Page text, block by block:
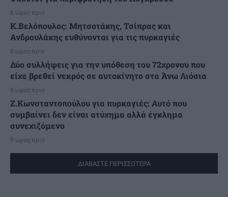
8 ώρες πριν
K.Βελόπουλος: Μητσοτάκης, Τσίπρας και
Ανδρουλάκης ευθύνονται για τις πυρκαγιές
8 ώρες πριν
Δύο συλλήψεις για την υπόθεση του 72χρονου που
είχε βρεθεί νεκρός σε αυτοκίνητο στα Άνω Λιόσια
9 ώρες πριν
Ζ.Κωνσταντοπούλου για πυρκαγιές: Αυτό που
συμβαίνει δεν είναι ατύχημα αλλά έγκλημα
συνεχιζόμενο
9 ώρες πριν
ΔΙΑΒΑΣΤΕ ΠΕΡΙΣΣΟΤΕΡΑ